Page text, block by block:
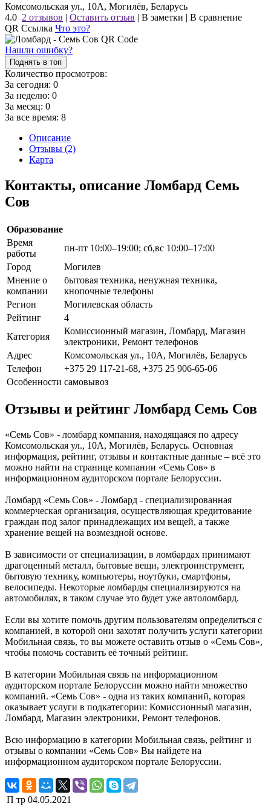
Комсомольская ул., 10А, Могилёв, Беларусь
4.0 2 отзывов | Оставить отзыв | В заметки | В сравнение
QR Ссылка Что это?
Нашли ошибку?
Поднять в топ
Количество просмотров:
За сегодня: 0
За неделю: 0
За месяц: 0
За все время: 8
Описание
Отзывы (2)
Карта
Контакты, описание Ломбард Семь
Сов
Образование
Время
работы
пн-пт 10:00–19:00; сб,вс 10:00–17:00
Город
Могилев
Мнение о
компании
бытовая техника, ненужная техника,
кнопочные телефоны
Регион
Могилевская область
Рейтинг
4
Категория
Комиссионный магазин, Ломбард, Магазин
электроники, Ремонт телефонов
Адрес
Комсомольская ул., 10А, Могилёв, Беларусь
Телефон
+375 29 117-21-68, +375 25 906-65-06
Особенности самовывоз
Отзывы и рейтинг Ломбард Семь Сов
«Семь Сов» - ломбард компания, находящаяся по адресу
Комсомольская ул., 10А, Могилёв, Беларусь. Основная
информация, рейтинг, отзывы и контактные данные – всё это
можно найти на странице компании «Семь Сов» в
информационном аудиторском портале Белоруссии.
Ломбард «Семь Сов» - Ломбард - специализированная
коммерческая организация, осуществляющая кредитование
граждан под залог принадлежащих им вещей, а также
хранение вещей на возмездной основе.
В зависимости от специализации, в ломбардах принимают
драгоценный металл, бытовые вещи, электроинструмент,
бытовую технику, компьютеры, ноутбуки, смартфоны,
велосипеды. Некоторые ломбарды специализируются на
автомобилях, в таком случае это будет уже автоломбард.
Если вы хотите помочь другим пользователям определиться с
компанией, в которой они захотят получить услуги категории
Мобильная связь, то вы можете оставить отзыв о «Семь Сов»,
чтобы помочь составить её точный рейтинг.
В категории Мобильная связь на информационном
аудиторском портале Белоруссии можно найти множество
компаний. «Семь Сов» - одна из таких компаний, которая
оказывает услуги в подкатегории: Комиссионный магазин,
Ломбард, Магазин электроники, Ремонт телефонов.
Всю информацию в категории Мобильная связь, рейтинг и
отзывы о компании «Семь Сов» Вы найдете на
информационном аудиторском портале Белоруссии.
П тр 04.05.2021